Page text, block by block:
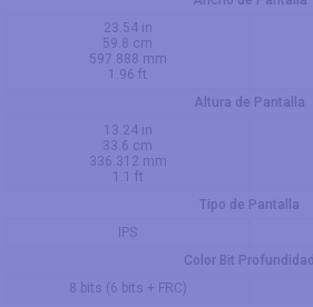
23.54 in
59.8 cm
597.888 mm
1.96 ft
Altura de Pantalla
13.24 in
33.6 cm
336.312 mm
1.1 ft
Tipo de Pantalla
IPS
Color Bit Profundidad
8 bits (6 bits + FRC)